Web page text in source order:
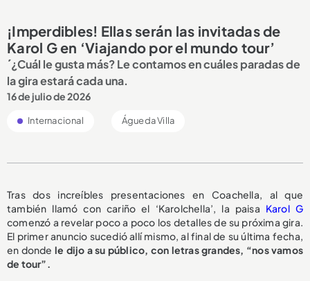
¡Imperdibles! Ellas serán las invitadas de
Karol G en ‘Viajando por el mundo tour’
´¿Cuál le gusta más? Le contamos en cuáles paradas de
la gira estará cada una.
16 de julio de 2026
Internacional Águeda Villa
Tras dos increíbles presentaciones en Coachella, al que
también llamó con cariño el ‘Karolchella’, la paisa Karol G
comenzó a revelar poco a poco los detalles de su próxima gira.
El primer anuncio sucedió allí mismo, al final de su última fecha,
en donde le dijo a su público, con letras grandes, “nos vamos
de tour”.